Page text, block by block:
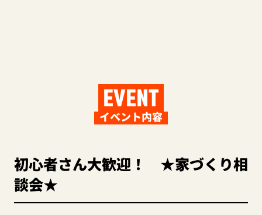
EVENT
イベント内容
初心者さん大歓迎！ ★家づくり相
談会★